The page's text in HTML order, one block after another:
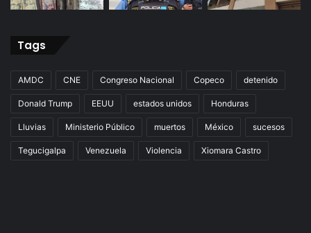
Tags
AMDC CNE Congreso Nacional Copeco detenido
Donald Trump EEUU estados unidos Honduras
Lluvias Ministerio Público muertos México sucesos
Tegucigalpa Venezuela Violencia Xiomara Castro